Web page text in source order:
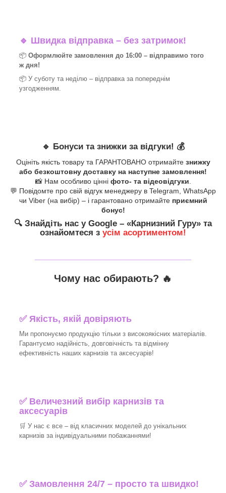
🔹 Швидка відправка – без затримок!
📦 Оформлюйте замовлення до 16:00 – відправимо того
ж дня!
📦 У суботу та неділю – відправка за попереднім
узгодженням.
🔹 Бонуси та знижки за відгуки! 💰
Оцініть якість товару та ГАРАНТОВАНО отримайте знижку
або безкоштовну доставку на наступне замовлення!
📸 Нам особливо цінні фото- та відеовідгуки.
💬 Повідомте про свій відгук менеджеру в Telegram, WhatsApp
чи Viber (на вибір) – і гарантовано отримайте приємний
бонус!
🔍 Знайдіть нас у Google – «Карнизний Гуру» та
ознайомтеся з усім асортиментом!
Чому нас обирають? 🔥
✅Якість, якій довіряють
Ми пропонуємо продукцію тільки з високоякісних матеріалів.
Гарантуємо надійність, довговічність та відмінну
ефективність наших карнизів та аксесуарів!​
✅ Величезний вибір карнизів та
аксесуарів
🛒 У нас є все – від класичних моделей до унікальних
карнизів за індивідуальними побажаннями!​
✅Замовлення 24/7 – просто та швидко!